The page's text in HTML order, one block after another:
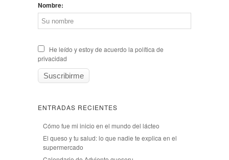
Nombre:
He leído y estoy de acuerdo la política de
privacidad
ENTRADAS RECIENTES
Cómo fue mi inicio en el mundo del lácteo
El queso y tu salud: lo que nadie te explica en el
supermercado